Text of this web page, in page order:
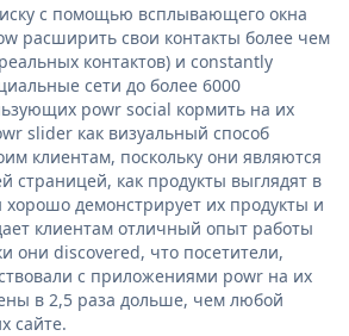
с помощью всплывающего окна
расширить свои контакты более чем
контактов) и constantly
сети до более 6000
powr social кормить на их
slider как визуальный способ
клиентам, поскольку они являются
страницей, как продукты выглядят в
демонстрирует их продукты и
клиентам отличный опыт работы
они discovered, что посетители,
с приложениями powr на их
в 2,5 раза дольше, чем любой
сайте.